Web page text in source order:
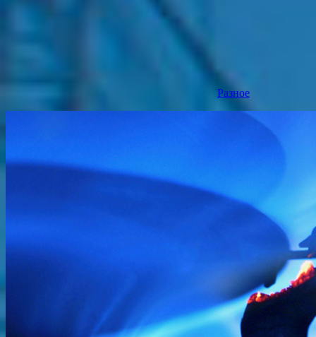
Разное